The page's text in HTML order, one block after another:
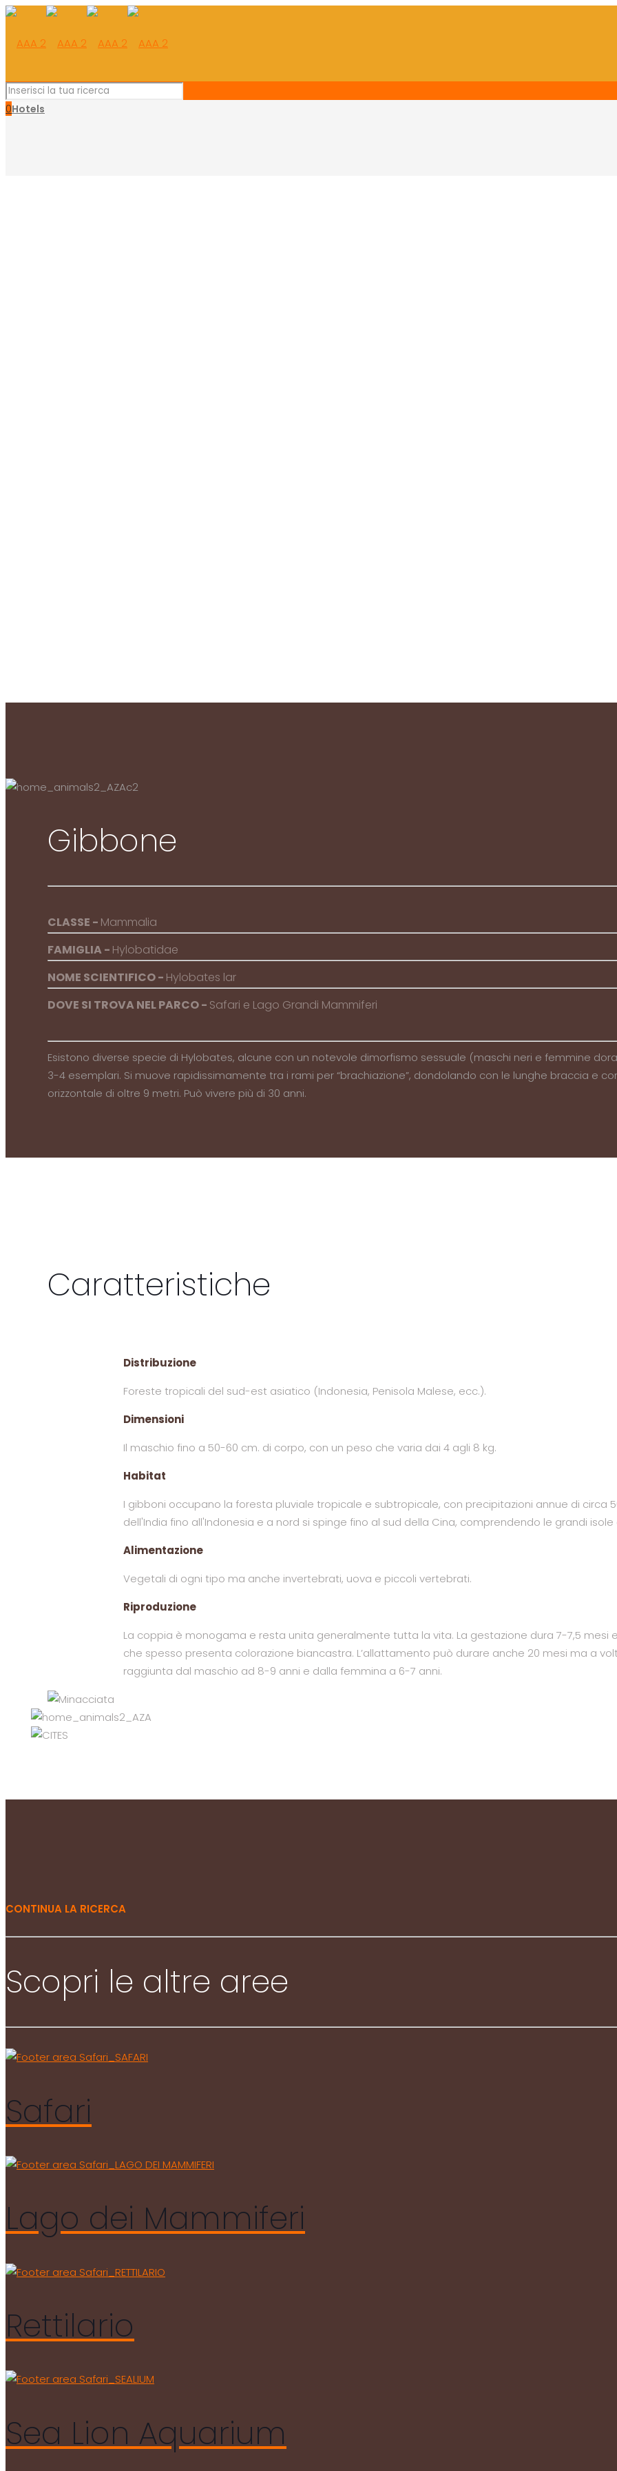
0Hotels
Gibbone
CLASSE - Mammalia
FAMIGLIA - Hylobatidae
NOME SCIENTIFICO - Hylobates lar
DOVE SI TROVA NEL PARCO - Safari e Lago Grandi Mammiferi
Esistono diverse specie di Hylobates, alcune con un notevole dimorfismo sessuale (maschi neri e femmine
3-4 esemplari. Si muove rapidissimamente tra i rami per “brachiazione”, dondolando con le lunghe braccia e
orizzontale di oltre 9 metri. Può vivere più di 30 anni.
Caratteristiche
Distribuzione
Foreste tropicali del sud-est asiatico (Indonesia, Penisola Malese, ecc.).
Dimensioni
Il maschio fino a 50-60 cm. di corpo, con un peso che varia dai 4 agli 8 kg.
Habitat
I gibboni occupano la foresta pluviale tropicale e subtropicale, con precipitazioni annue di circa
dell'India fino all'Indonesia e a nord si spinge fino al sud della Cina, comprendendo le grandi isole
Alimentazione
Vegetali di ogni tipo ma anche invertebrati, uova e piccoli vertebrati.
Riproduzione
La coppia è monogama e resta unita generalmente tutta la vita. La gestazione dura 7-7,5 mesi
che spesso presenta colorazione biancastra. L’allattamento può durare anche 20 mesi ma a
raggiunta dal maschio ad 8-9 anni e dalla femmina a 6-7 anni.
CONTINUA LA RICERCA
Scopri le altre aree
Safari
Lago dei Mammiferi
Rettilario
Sea Lion Aquarium